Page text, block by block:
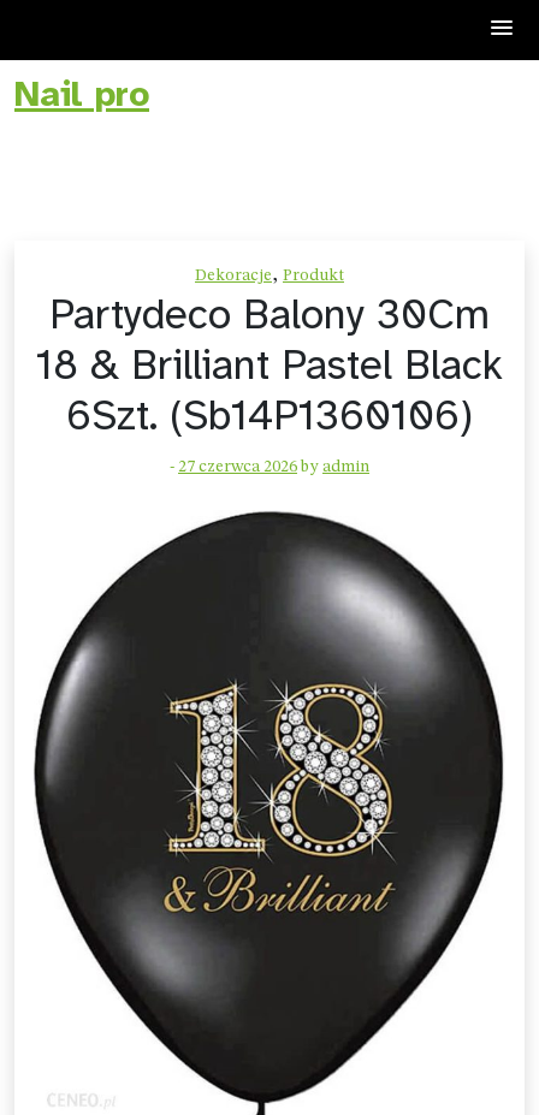
Skip
toNail pro
Dekoracje, Produkt
Partydeco Balony 30Cm
18 & Brilliant Pastel Black
6Szt. (Sb14P1360106)
- 27 czerwca 2026 by admin